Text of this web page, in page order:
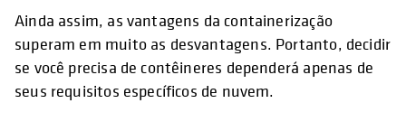
Ainda assim, as vantagens da containerização
superam em muito as desvantagens. Portanto, decidir
se você precisa de contêineres dependerá apenas de
seus requisitos específicos de nuvem.